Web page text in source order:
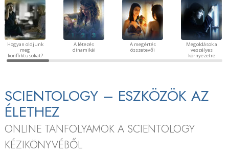
Hogyan oldjunk
meg
konfliktusokat?
A létezés
dinamikái
A megértés
összetevői
Megoldások a
veszélyes
környezetre
SCIENTOLOGY – ESZKÖZÖK AZ
ÉLETHEZ
ONLINE TANFOLYAMOK A SCIENTOLOGY
KÉZIKÖNYVÉBŐL